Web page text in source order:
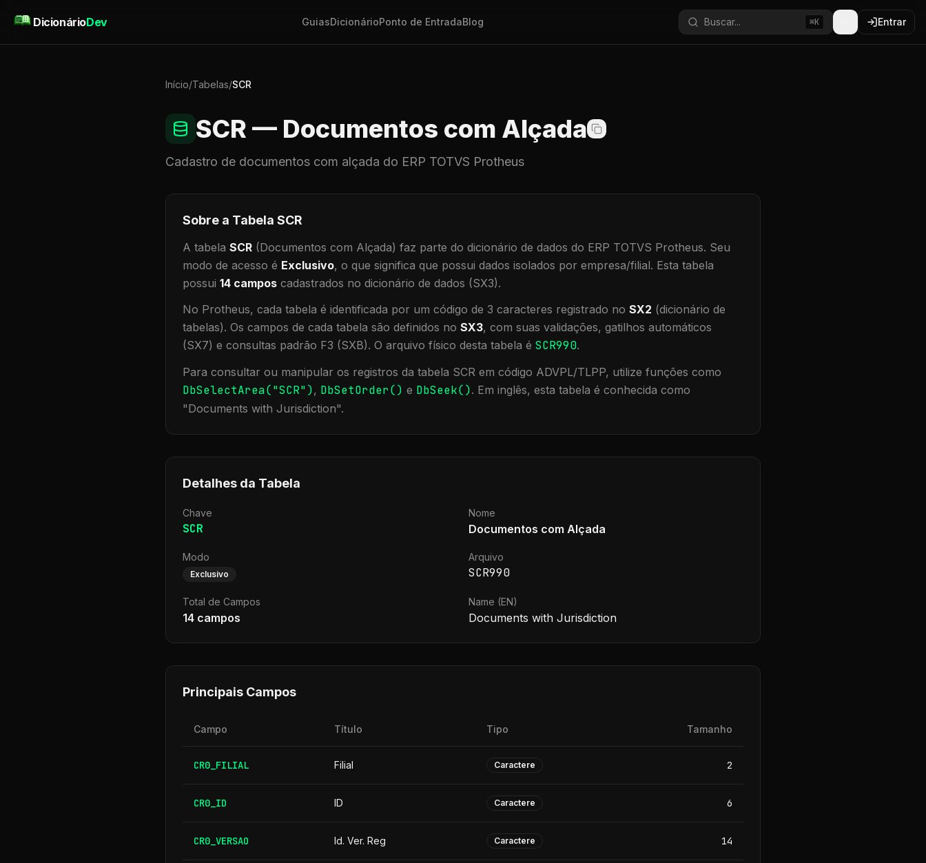
DicionárioDev GuiasDicionárioPonto de EntradaBlog Buscar... ⌘K Entrar
Início/Tabelas/SCR
SCR — Documentos com Alçada
Cadastro de documentos com alçada do ERP TOTVS Protheus
Sobre a Tabela SCR
A tabela SCR (Documentos com Alçada) faz parte do dicionário de dados do ERP TOTVS Protheus. Seu
modo de acesso é Exclusivo, o que significa que possui dados isolados por empresa/filial. Esta tabela
possui 14 campos cadastrados no dicionário de dados (SX3).
No Protheus, cada tabela é identificada por um código de 3 caracteres registrado no SX2 (dicionário de
tabelas). Os campos de cada tabela são definidos no SX3, com suas validações, gatilhos automáticos
(SX7) e consultas padrão F3 (SXB). O arquivo físico desta tabela é SCR990.
Para consultar ou manipular os registros da tabela SCR em código ADVPL/TLPP, utilize funções como
DbSelectArea("SCR"), DbSetOrder() e DbSeek(). Em inglês, esta tabela é conhecida como
"Documents with Jurisdiction".
Detalhes da Tabela
Chave
SCR
Nome
Documentos com Alçada
Modo
Exclusivo
Arquivo
SCR990
Total de Campos
14 campos
Name (EN)
Documents with Jurisdiction
Principais Campos
Campo Título Tipo Tamanho
CR0_FILIAL Filial Caractere 2
CR0_ID ID Caractere 6
CR0_VERSAO Id. Ver. Reg Caractere 14